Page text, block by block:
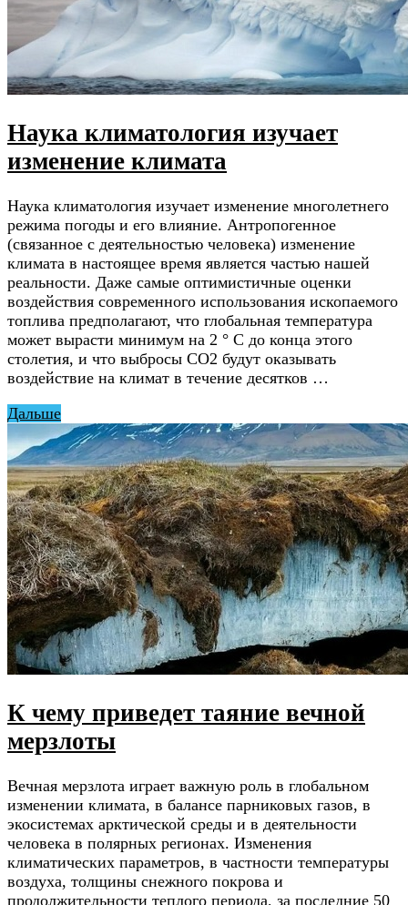
Наука климатология изучает
изменение климата
Наука климатология изучает изменение многолетнего
режима погоды и его влияние. Антропогенное
(связанное с деятельностью человека) изменение
климата в настоящее время является частью нашей
реальности. Даже самые оптимистичные оценки
воздействия современного использования ископаемого
топлива предполагают, что глобальная температура
может вырасти минимум на 2 ° C до конца этого
столетия, и что выбросы CO2 будут оказывать
воздействие на климат в течение десятков …
Дальше
К чему приведет таяние вечной
мерзлоты
Вечная мерзлота играет важную роль в глобальном
изменении климата, в балансе парниковых газов, в
экосистемах арктической среды и в деятельности
человека в полярных регионах. Изменения
климатических параметров, в частности температуры
воздуха, толщины снежного покрова и
продолжительности теплого периода, за последние 50